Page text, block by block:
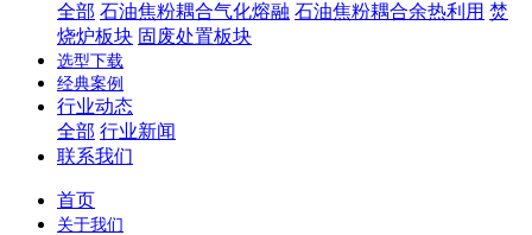
全部 石油焦粉耦合气化熔融 石油焦粉耦合余热利用 焚
烧炉板块 固废处置板块
选型下载
经典案例
行业动态
全部 行业新闻
联系我们
首页
关于我们